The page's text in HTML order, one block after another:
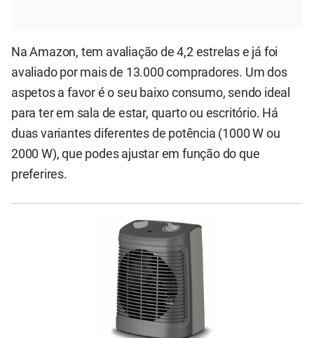
Na Amazon, tem avaliação de 4,2 estrelas e já foi
avaliado por mais de 13.000 compradores. Um dos
aspetos a favor é o seu baixo consumo, sendo ideal
para ter em sala de estar, quarto ou escritório. Há
duas variantes diferentes de potência (1000 W ou
2000 W), que podes ajustar em função do que
preferires.